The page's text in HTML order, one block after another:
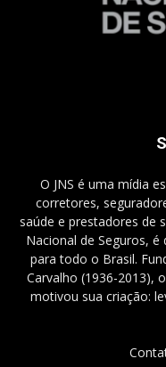
O JNS é uma mídia
corretores,
saúde e prestadores de
Nacional de Seguros,
para todo o Brasil.
Carvalho (1936-2013),
motivou sua criação: